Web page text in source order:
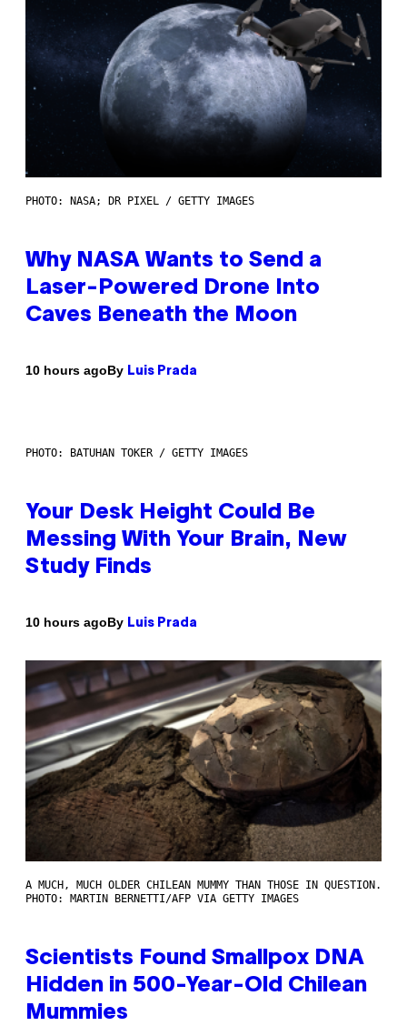
PHOTO: NASA; DR PIXEL / GETTY IMAGES
Why NASA Wants to Send a
Laser-Powered Drone Into
Caves Beneath the Moon
10 hours agoBy Luis Prada
PHOTO: BATUHAN TOKER / GETTY IMAGES
Your Desk Height Could Be
Messing With Your Brain, New
Study Finds
10 hours agoBy Luis Prada
A MUCH, MUCH OLDER CHILEAN MUMMY THAN THOSE IN QUESTION.
PHOTO: MARTIN BERNETTI/AFP VIA GETTY IMAGES
Scientists Found Smallpox DNA
Hidden in 500-Year-Old Chilean
Mummies